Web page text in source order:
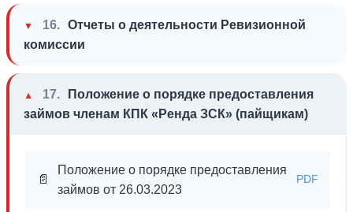
16. Отчеты о деятельности Ревизионной
комиссии
17.
Положение о порядке предоставления
займов членам КПК «Ренда ЗСК» (пайщикам)
📄
Положение о порядке предоставления
займов от 26.03.2023
PDF